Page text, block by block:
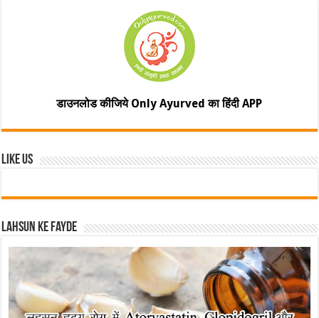
डाउनलोड कीजिये Only Ayurved का हिंदी APP
Like Us
Lahsun ke fayde